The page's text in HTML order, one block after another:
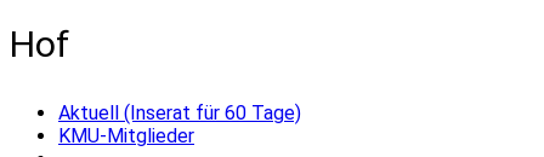
Hof
Aktuell (Inserat für 60 Tage)
KMU-Mitglieder